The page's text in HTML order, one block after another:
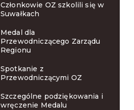
Członkowie OZ szkolili się w
Suwałkach
Medal dla
Przewodniczącego Zarządu
Regionu
Spotkanie z
Przewodniczącymi OZ
Szczególne podziękowania i
wręczenie Medalu